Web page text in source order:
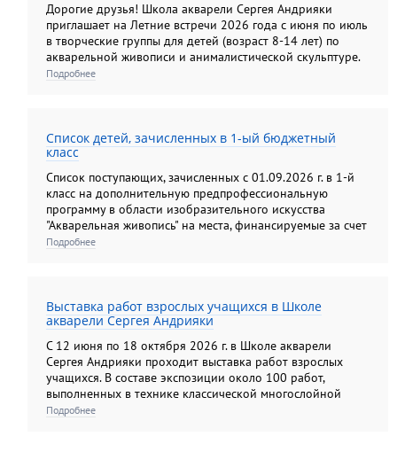
Дорогие друзья! Школа акварели Сергея Андрияки
приглашает на Летние встречи 2026 года с июня по июль
в творческие группы для детей (возраст 8-14 лет) по
акварельной живописи и анималистической скульптуре.
Подробнее
Список детей, зачисленных в 1-ый бюджетный
класс
Список поступающих, зачисленных с 01.09.2026 г. в 1-й
класс на дополнительную предпрофессиональную
программу в области изобразительного искусства
"Акварельная живопись" на места, финансируемые за счет
средств федерального бюджета.
Подробнее
Выставка работ взрослых учащихся в Школе
акварели Сергея Андрияки
С 12 июня по 18 октября 2026 г. в Школе акварели
Сергея Андрияки проходит выставка работ взрослых
учащихся. В составе экспозиции около 100 работ,
выполненных в технике классической многослойной
акварели, а также гризайли и карандашом. Экспозиция
Подробнее